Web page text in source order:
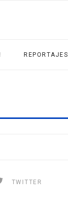
REPORTAJES
TWITTER